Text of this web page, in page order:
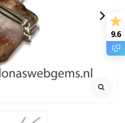
€2,45
€2,02
BESTEL
9.6